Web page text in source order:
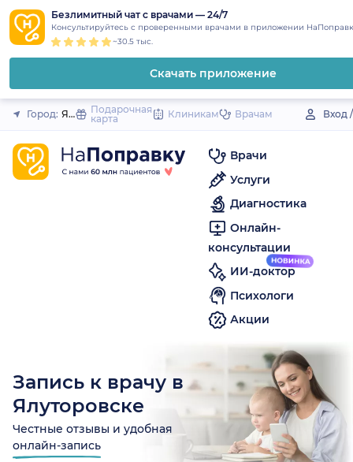
to
content
Безлимитный чат с врачами — 24/7
Консультируйтесь с проверенными врачами в приложении
~30.5 тыс.
Скачать приложение
Закрыть
Город: ЯлуторовскПодарочная
карта
Клиникам Врачам Вход
Врачи
Услуги
Диагностика
Онлайн-
консультации
ИИ-доктор
Психологи
Акции
Запись к врачу в
Ялуторовске
Честные отзывы и удобная
онлайн-запись